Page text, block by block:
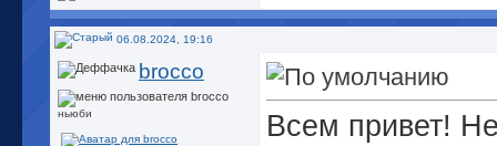
06.08.2024, 19:16
brocco
ньюби
Всем привет!